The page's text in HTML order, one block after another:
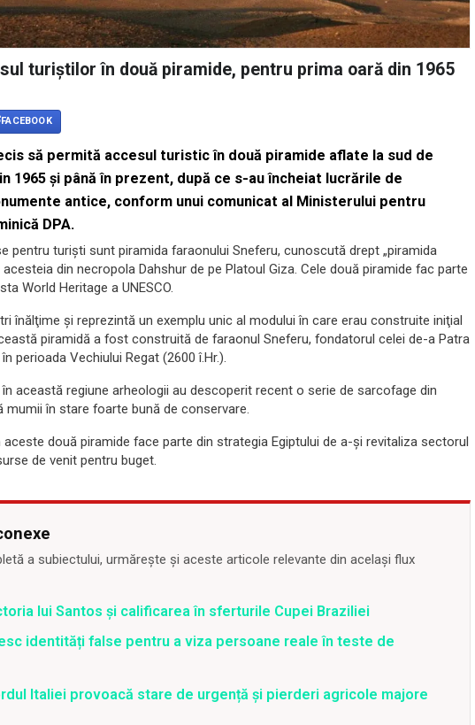
turiştilor în două piramide, pentru prima oară din 1965
FACEBOOK
să permită accesul turistic în două piramide aflate la sud de
1965 şi până în prezent, după ce s-au încheiat lucrările de
antice, conform unui comunicat al Ministerului pentru
DPA.
pentru turişti sunt piramida faraonului Sneferu, cunoscută drept „piramida
din necropola Dahshur de pe Platoul Giza. Cele două piramide fac parte
World Heritage a UNESCO.
înălţime şi reprezintă un exemplu unic al modului în care erau construite iniţial
piramidă a fost construită de faraonul Sneferu, fondatorul celei de-a Patra
perioada Vechiului Regat (2600 î.Hr.).
această regiune arheologii au descoperit recent o serie de sarcofage din
în stare foarte bună de conservare.
două piramide face parte din strategia Egiptului de a-şi revitaliza sectorul
de venit pentru buget.
a subiectului, urmărește și aceste articole relevante din același flux
lui Santos și calificarea în sferturile Cupei Braziliei
identități false pentru a viza persoane reale în teste de
Italiei provoacă stare de urgență și pierderi agricole majore